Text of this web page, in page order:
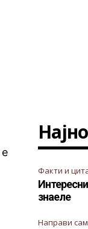
Факти и
знаеле
Направи сам